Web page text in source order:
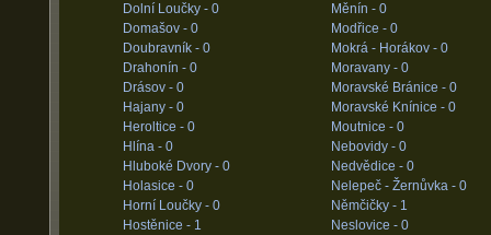
Dolní Loučky - 0
Domašov - 0
Doubravník - 0
Drahonín - 0
Drásov - 0
Hajany - 0
Heroltice - 0
Hlína - 0
Hluboké Dvory - 0
Holasice - 0
Horní Loučky - 0
Hostěnice - 1
Měnín - 0
Modřice - 0
Mokrá - Horákov - 0
Moravany - 0
Moravské Bránice - 0
Moravské Knínice - 0
Moutnice - 0
Nebovidy - 0
Nedvědice - 0
Nelepeč - Žernůvka - 0
Němčičky - 1
Neslovice - 0